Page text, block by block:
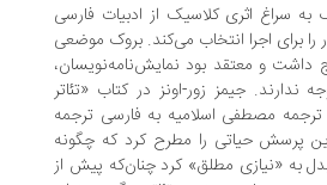
اثری کلاسیک از ادبیات فارسی
اجرا انتخاب می‌کند. بروک موضعی
و معتقد بود نمایش‌نامه‌نویسان،
جیمز زور-اونز در کتاب «تئاتر
اسلامیه به فارسی ترجمه
حیاتی را مطرح کرد که چگونه
«نیازی مطلق» کرد چنان‌که پیش از